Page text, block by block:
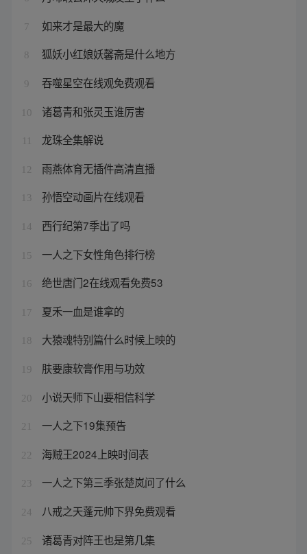
7 如来才是最大的魔
8 狐妖小红娘妖馨斋是什么地方
9 吞噬星空在线观免费观看
10 诸葛青和张灵玉谁厉害
龙珠全集解说
12 雨燕体育无插件高清直播
13 孙悟空动画片在线观看
14 西行纪第7季出了吗
15 一人之下女性角色排行榜
16 绝世唐门2在线观看免费53
17 夏禾一血是谁拿的
18 大猿魂特别篇什么时候上映的
19 肤要康软膏作用与功效
20 小说天师下山要相信科学
21 一人之下19集预告
22 海贼王2024上映时间表
23 一人之下第三季张楚岚问了什么
24 八戒之天蓬元帅下界免费观看
25 诸葛青对阵王也是第几集